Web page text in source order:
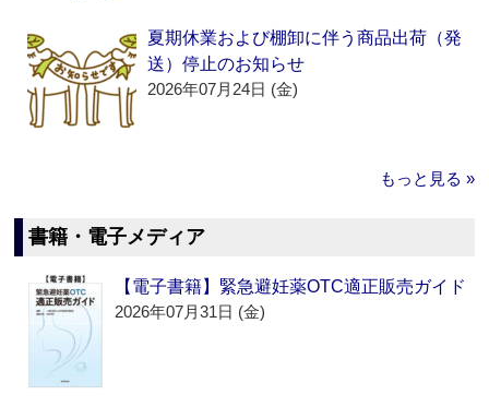
夏期休業および棚卸に伴う商品出荷（発
送）停止のお知らせ
2026年07月24日 (金)
もっと見る »
書籍・電子メディア
【電子書籍】緊急避妊薬OTC適正販売ガイド
2026年07月31日 (金)